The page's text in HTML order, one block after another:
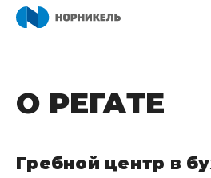
О РЕГАТЕ
Гребной центр в